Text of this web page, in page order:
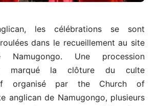
les célébrations se sont
dans le recueillement au site
Namugongo. Une procession
marqué la clôture du culte
organisé par the Church of
anglican de Namugongo, plusieurs